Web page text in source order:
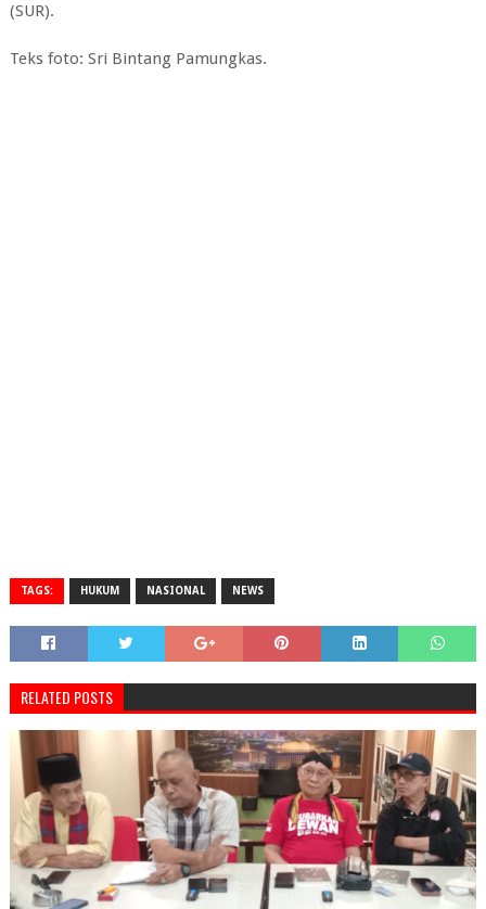
(SUR).
Teks foto: Sri Bintang Pamungkas.
TAGS: HUKUM NASIONAL NEWS
RELATED POSTS